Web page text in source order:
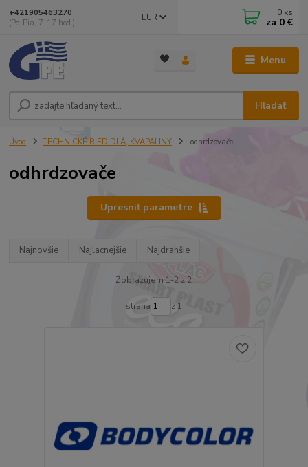
Menu
EUR
Hľadať
+421905463270
(Po-Pia, 7-17 hod.)
0 ks
za 0 €
Úvod TECHNICKÉ RIEDIDLÁ, KVAPALINY odhrdzovače
odhrdzovače
Upresniť parametre
Najnovšie Najlacnejšie Najdrahšie
Zobrazujem 1-2 z 2
strana z 1